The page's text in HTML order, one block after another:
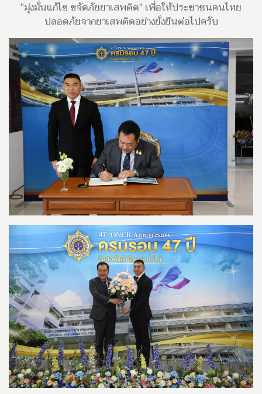
"มุ่งมั่นแก้ไข ขจัดภัยยาเสพติด" เพื่อให้ประชาชนคนไทย
ปลอดภัยจากยาเสพติดอย่างยั่งยืนต่อไปครับ